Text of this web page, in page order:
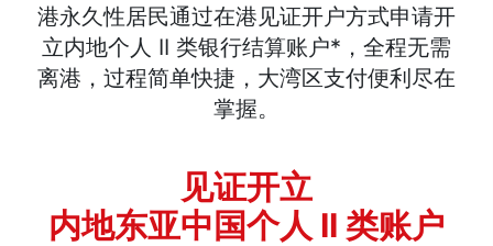
港永久性居民通过在港见证开户方式申请开
立内地个人 II 类银行结算账户*，全程无需
离港，过程简单快捷，大湾区支付便利尽在
掌握。
见证开立
内地东亚中国个人 II 类账户